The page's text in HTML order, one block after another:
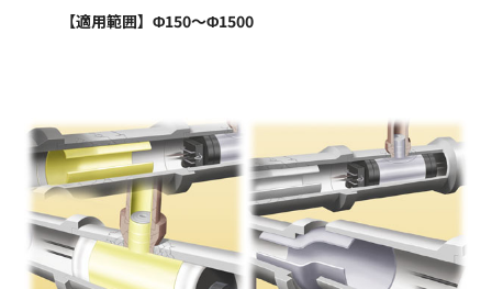
【適用範囲】 Φ150～Φ1500